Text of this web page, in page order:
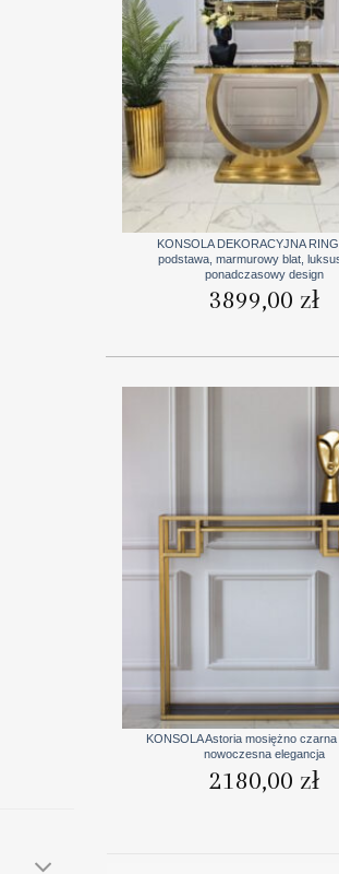
KONSOLA DEKORACYJNA
podstawa, marmurowy blat,
ponadczasowy design
3899,00 zł
KONSOLA Astoria mosiężno czarna
nowoczesna elegancja
2180,00 zł